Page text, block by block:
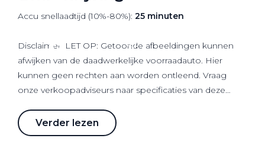
Accu snellaadtijd (10%-80%): 25 minuten
Disclaimer: LET OP: Getoonde afbeeldingen kunnen
afwijken van de daadwerkelijke voorraadauto. Hier
kunnen geen rechten aan worden ontleend. Vraag
onze verkoopadviseurs naar specificaties van deze
Verder lezen